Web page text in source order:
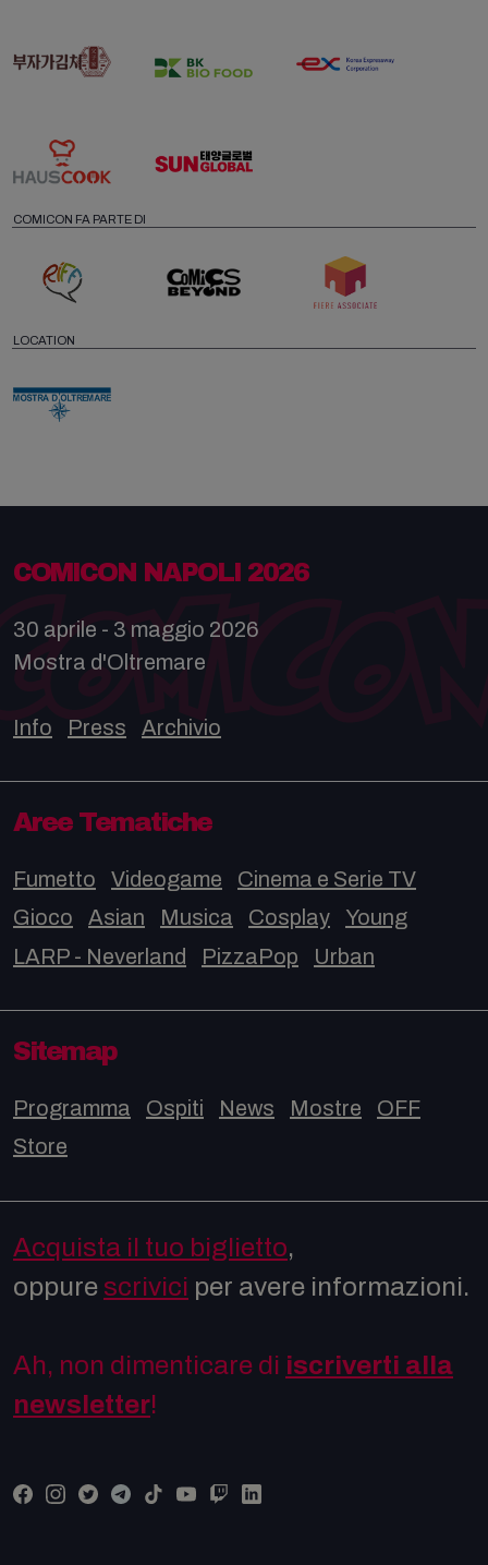
COMICON FA PARTE DI
LOCATION
COMICON NAPOLI 2026
30 aprile - 3 maggio 2026
Mostra d'Oltremare
Info Press Archivio
Aree Tematiche
Fumetto Videogame
Cinema e Serie TV
Gioco
Asian Musica Cosplay
Young
LARP - Neverland
PizzaPop Urban
Sitemap
Programma Ospiti News Mostre
OFF
Store
Acquista il tuo biglietto,
oppure scrivici per avere informazioni.
Ah, non dimenticare di iscriverti alla
newsletter!